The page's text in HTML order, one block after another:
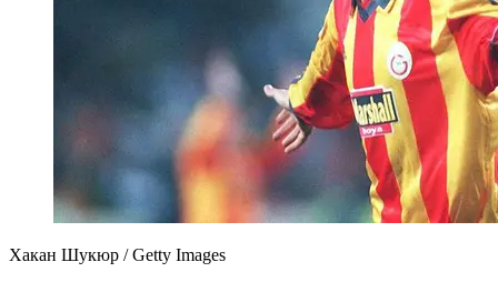
Хакан Шукюр / Getty Images